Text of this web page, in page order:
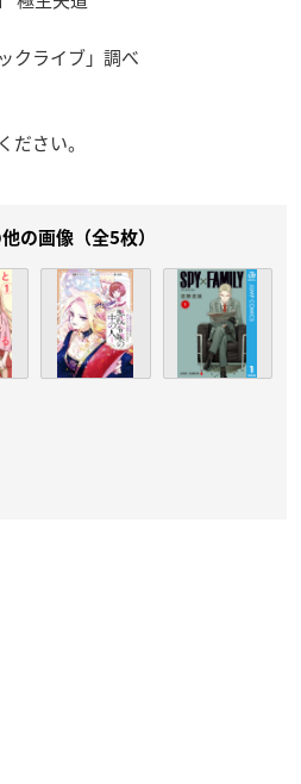
クライブ」調べ
ださい。
の画像（全5枚）